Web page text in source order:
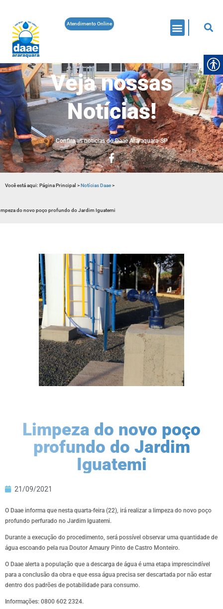
Atendimento Online
Veja nossas
Notícias!
Confira as noticias do Daae Araraquara-SP
Você está aqui: Página Principal >Notícias Daae>
do novo poço profundo do Jardim Iguatemi
Limpeza do novo poço
profundo do Jardim
Iguatemi
21/09/2021
O Daae informa que nesta quarta-feira (22), irá realizar a limpeza do novo poço
profundo perfurado no Jardim Iguatemi.
Durante a execução do procedimento, será possível observar uma quantidade de
água escoando pela rua Doutor Amaury Pinto de Castro Monteiro.
O Daae alerta a população que a descarga de água é uma etapa imprescindível
para a conclusão da obra e que essa água precisa ser descartada por não estar
dentro dos padrões de potabilidade para consumo.
Informações: 0800 602 2324.